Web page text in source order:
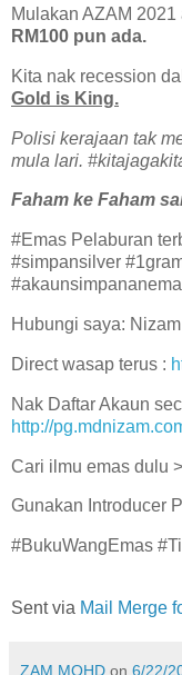
Mulakan AZAM
RM100 pun ada.
Kita nak recession
Gold is King.
Polisi kerajaan tak
mula lari.
Faham ke Faham
#Emas Pelaburan
#simpansilver
Hubungi saya:
Direct wasap terus :
Nak Daftar Akaun
http://
Cari ilmu emas dulu
Gunakan Introducer
#BukuWangEmas
Sent via Mail Merge
ZAM MOHD on 6/22/